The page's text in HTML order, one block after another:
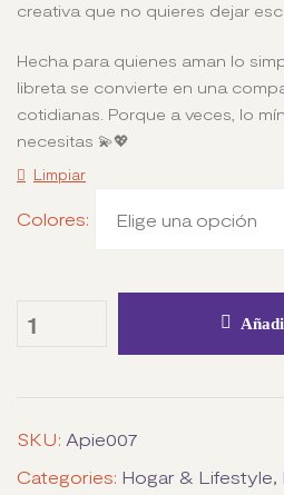
creativa que no quieres dejar
Hecha para quienes aman lo
libreta se convierte en una
cotidianas. Porque a veces, lo
necesitas 💫💖
Colores
Limpiar
Quantity:
SKU: Apie007
Categories: Hogar & Lifestyle,